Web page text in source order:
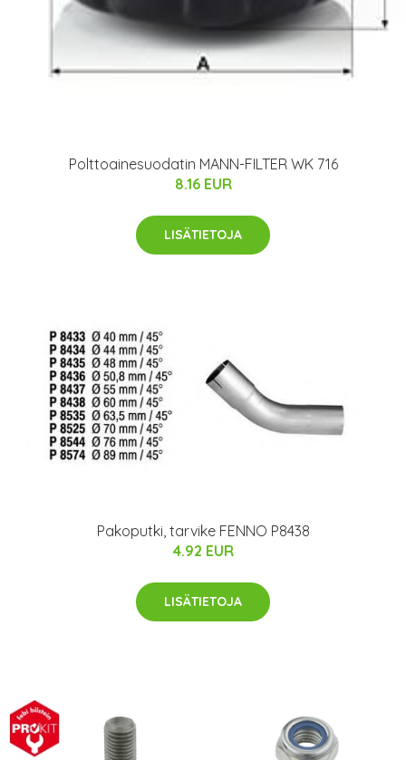
Polttoainesuodatin MANN-FILTER WK 716
8.16 EUR
LISÄTIETOJA
Pakoputki, tarvike FENNO P8438
4.92 EUR
LISÄTIETOJA